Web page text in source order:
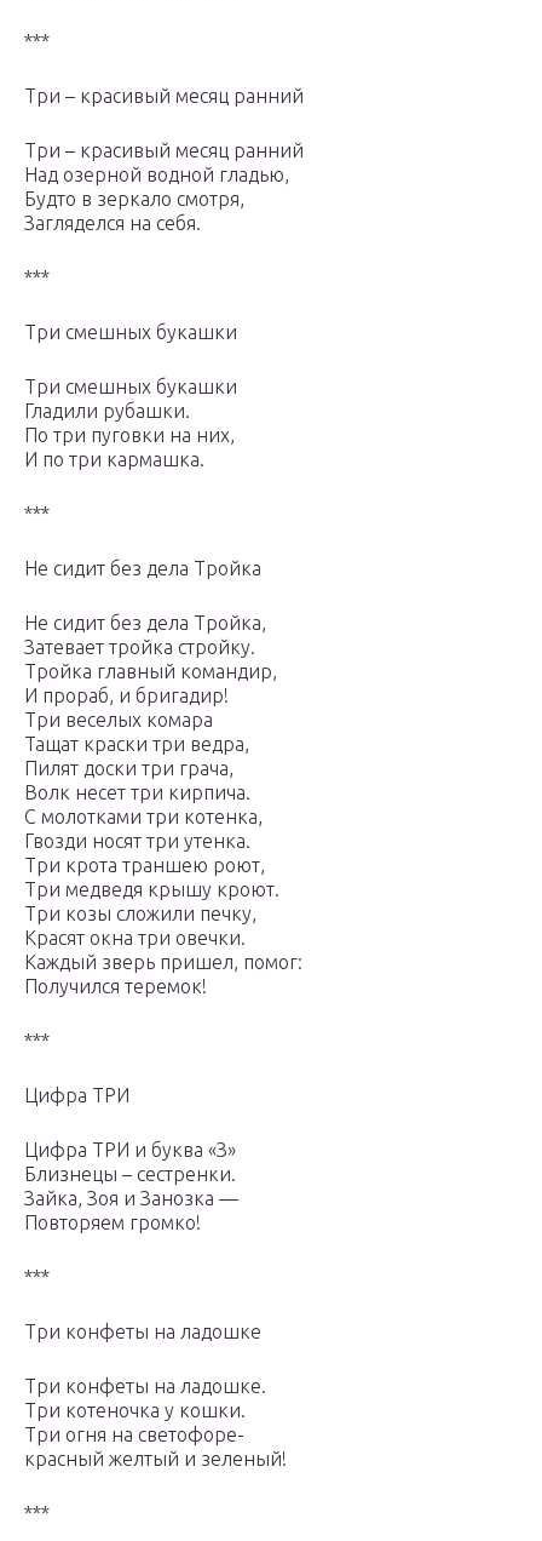
***
Три – красивый месяц ранний
Три – красивый месяц ранний
Над озерной водной гладью,
Будто в зеркало смотря,
Загляделся на себя.
***
Три смешных букашки
Три смешных букашки
Гладили рубашки.
По три пуговки на них,
И по три кармашка.
***
Не сидит без дела Тройка
Не сидит без дела Тройка,
Затевает тройка стройку.
Тройка главный командир,
И прораб, и бригадир!
Три веселых комара
Тащат краски три ведра,
Пилят доски три грача,
Волк несет три кирпича.
С молотками три котенка,
Гвозди носят три утенка.
Три крота траншею роют,
Три медведя крышу кроют.
Три козы сложили печку,
Красят окна три овечки.
Каждый зверь пришел, помог:
Получился теремок!
***
Цифра ТРИ
Цифра ТРИ и буква «З»
Близнецы – сестренки.
Зайка, Зоя и Занозка —
Повторяем громко!
***
Три конфеты на ладошке
Три конфеты на ладошке.
Три котеночка у кошки.
Три огня на светофоре-
красный желтый и зеленый!
***